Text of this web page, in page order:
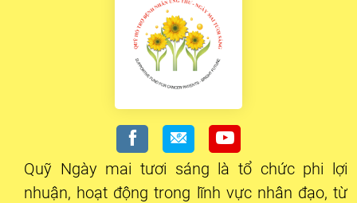
Quỹ Ngày mai tươi sáng là tổ chức phi lợi
nhuận, hoạt động trong lĩnh vực nhân đạo, từ